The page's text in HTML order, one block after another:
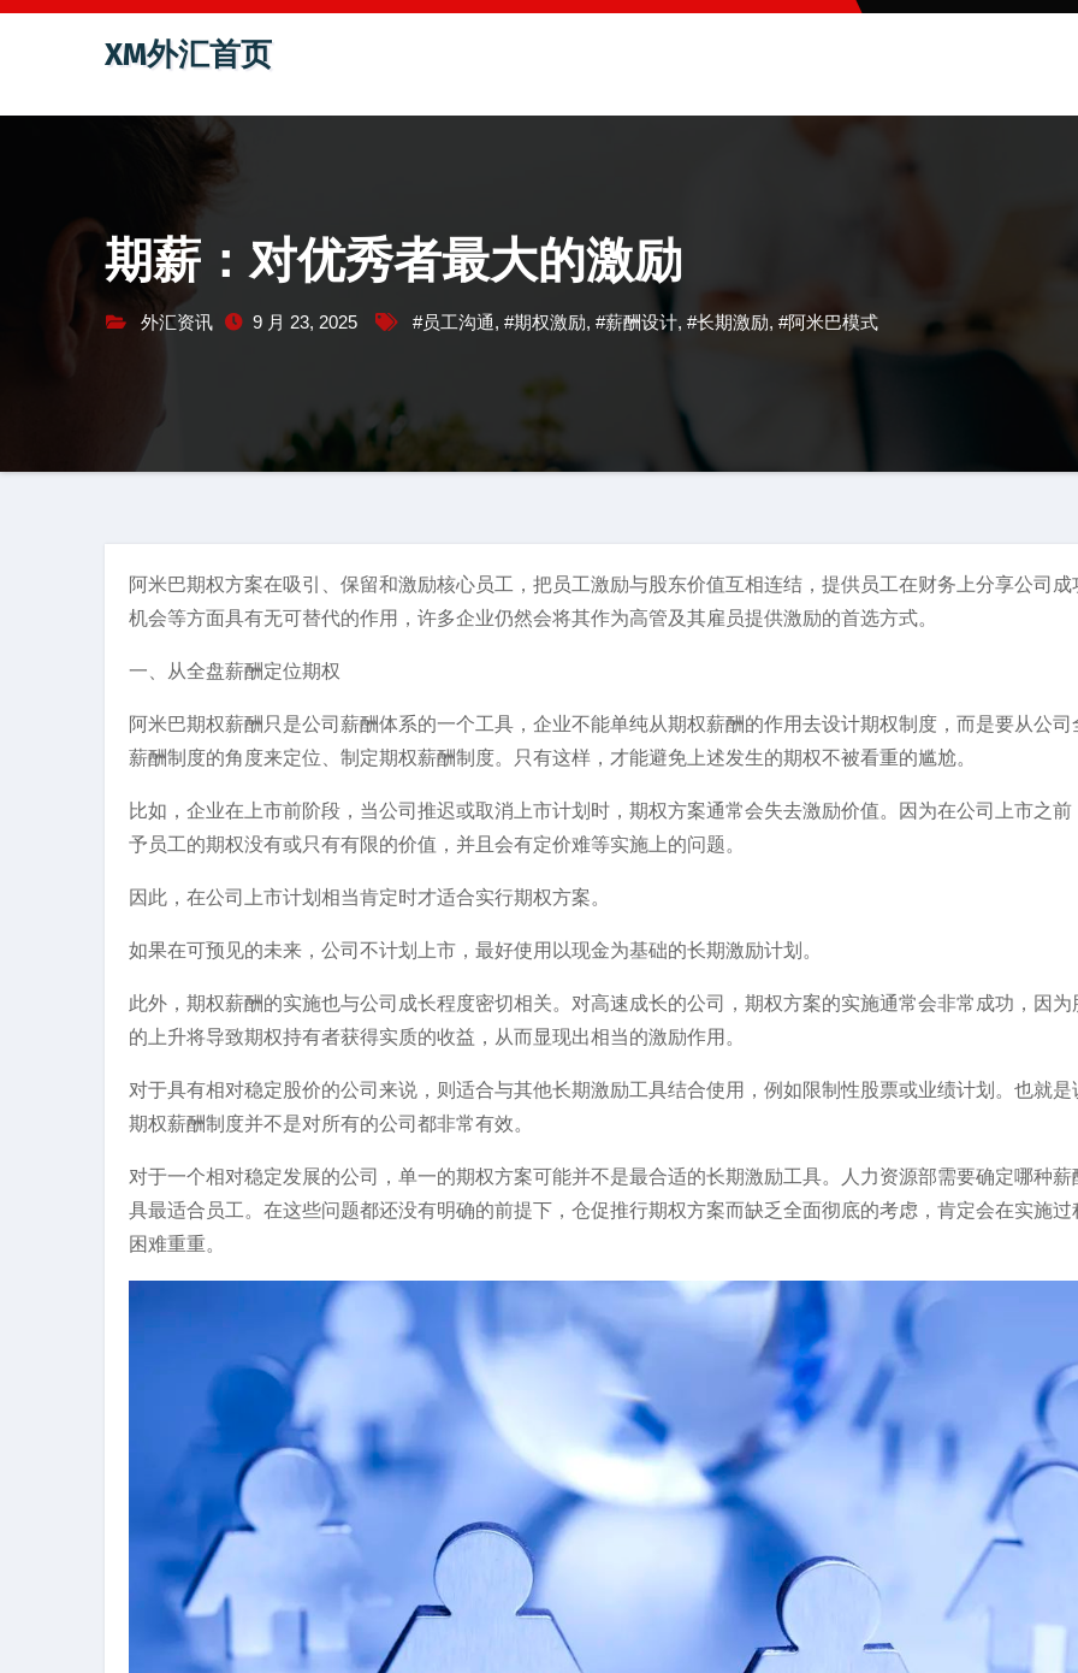
跳
容
XM外汇首页
期薪：对优秀者最大的激励
外汇资讯 9 月 23, 2025 #员工沟通, #期权激励, #薪酬设计, #长期激励, #阿米巴模式
阿米巴期权方案在吸引、保留和激励核心员工，把员工激励与股东价值互相连结，提供员工在财务上分享公司成
机会等方面具有无可替代的作用，许多企业仍然会将其作为高管及其雇员提供激励的首选方式。
一、从全盘薪酬定位期权
阿米巴期权薪酬只是公司薪酬体系的一个工具，企业不能单纯从期权薪酬的作用去设计期权制度，而是要从公司
薪酬制度的角度来定位、制定期权薪酬制度。只有这样，才能避免上述发生的期权不被看重的尴尬。
比如，企业在上市前阶段，当公司推迟或取消上市计划时，期权方案通常会失去激励价值。因为在公司上市之前
予员工的期权没有或只有有限的价值，并且会有定价难等实施上的问题。
因此，在公司上市计划相当肯定时才适合实行期权方案。
如果在可预见的未来，公司不计划上市，最好使用以现金为基础的长期激励计划。
此外，期权薪酬的实施也与公司成长程度密切相关。对高速成长的公司，期权方案的实施通常会非常成功，因为
的上升将导致期权持有者获得实质的收益，从而显现出相当的激励作用。
对于具有相对稳定股价的公司来说，则适合与其他长期激励工具结合使用，例如限制性股票或业绩计划。也就是
期权薪酬制度并不是对所有的公司都非常有效。
对于一个相对稳定发展的公司，单一的期权方案可能并不是最合适的长期激励工具。人力资源部需要确定哪种薪
具最适合员工。在这些问题都还没有明确的前提下，仓促推行期权方案而缺乏全面彻底的考虑，肯定会在实施过
困难重重。